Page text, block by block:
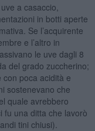
a casaccio,
in botti aperte
Se l’acquirente
e l’altro in
le uve dagli 8
del grado zuccherino;
poca acidità e
sostenevano che
quale avrebbero
fu una ditta che lavorò
tini chiusi).